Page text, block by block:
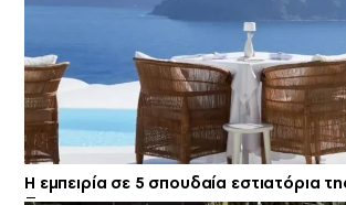
Η εμπειρία σε 5 σπουδαία εστιατόρια